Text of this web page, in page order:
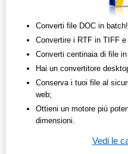
Converti file DOC in
Convertire i RTF in TIFF
Converti centinaia di file
Hai un convertitore
Conserva i tuoi file al
web;
Ottieni un motore più
dimensioni.
Vedi le